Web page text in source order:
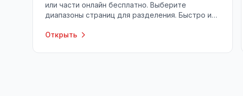
или части онлайн бесплатно. Выберите
диапазоны страниц для разделения. Быстро и
Открыть